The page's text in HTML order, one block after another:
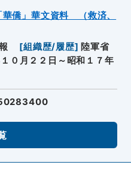
僑」華文資料 （救済、
[組織歴/履歴] 陸軍省
０月２２日～昭和１７年